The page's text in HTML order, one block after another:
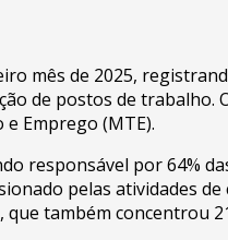
mês de 2025,
de postos de
Emprego (MTE).
responsável por 64%
pelas atividades
também concentrou